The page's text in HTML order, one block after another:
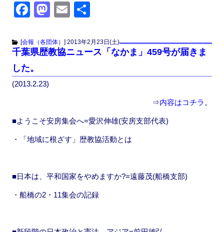
F
c
e
b
o
k
M
st
o
d
E
ail
[会報（各団体） ] 2013年2月23日(土)
千葉県歴教協ニュース「なかま」459号が届きま
した。
(2013.2.23)
⇒内容はコチラ 。
■ようこそ安房集会へ=愛沢伸雄(安房支部代表)
・「地域に根ざす」歴教協活動とは
■日本は、平和国家をやめますか?=遠藤茂(船橋支部)
・船橋の2・11集会の記録